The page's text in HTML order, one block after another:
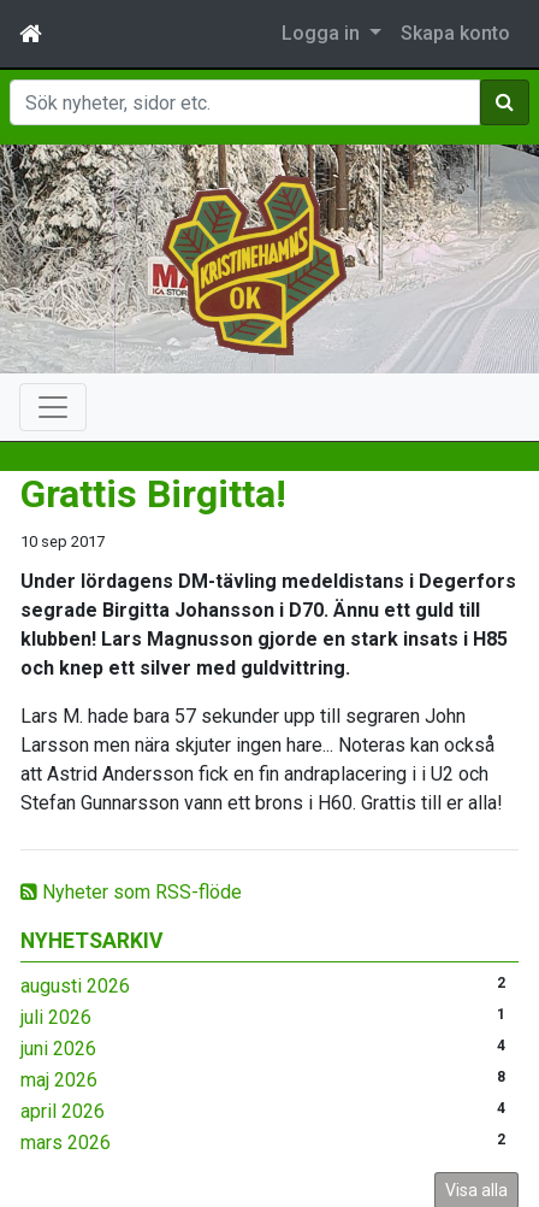
Logga in Skapa konto
Sök
Nyheter som RSS-flöde
NYHETSARKIV
augusti 2026 2
juli 2026 1
juni 2026 4
maj 2026 8
april 2026 4
mars 2026 2
Visa alla
Grattis Birgitta!
10 sep 2017
Under lördagens DM-tävling medeldistans i Degerfors
segrade Birgitta Johansson i D70. Ännu ett guld till
klubben! Lars Magnusson gjorde en stark insats i H85
och knep ett silver med guldvittring.
Lars M. hade bara 57 sekunder upp till segraren John
Larsson men nära skjuter ingen hare... Noteras kan också
att Astrid Andersson fick en fin andraplacering i i U2 och
Stefan Gunnarsson vann ett brons i H60. Grattis till er alla!